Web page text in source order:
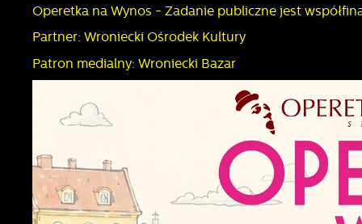
Operetka na Wynos - Zadanie publiczne jest
Partner: Wroniecki Ośrodek Kultury
Patron medialny: Wroniecki Bazar